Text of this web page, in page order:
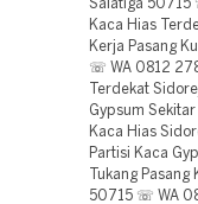
Salatiga 50715
Kaca Hias
Kerja Pasang
☏ WA 0812
Terdekat
Gypsum
Kaca Hias
Partisi Kaca
Tukang
50715 ☏ WA